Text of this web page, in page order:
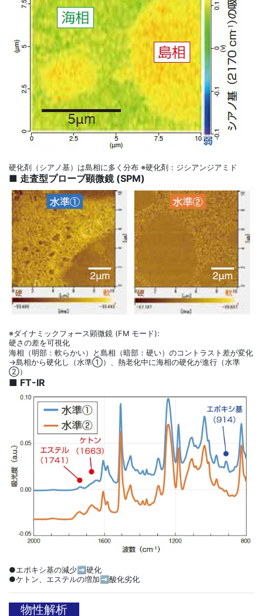
硬化剤（シアノ基）は島相に多く分布 ※硬化剤：ジシアンジアミド
■ 走査型プローブ顕微鏡 (SPM)
※ダイナミックフォース顕微鏡 (FM モード):
硬さの差を可視化
海相（明部：軟らかい）と島相（暗部：硬い）のコントラスト差が変化
→島相から硬化し（水準①）、熱老化中に海相の硬化が進行（水準
②）
■ FT-IR
●エポキシ基の減少➡硬化
●ケトン、エステルの増加➡酸化劣化
物性解析